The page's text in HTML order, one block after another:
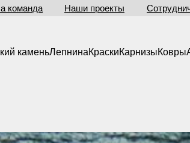
команда Наши проекты
каменьЛепнинаКраскиКарнизыКовры